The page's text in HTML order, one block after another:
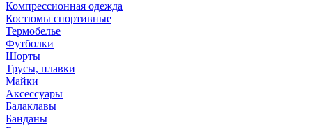
Компрессионная одежда
Костюмы спортивные
Термобелье
Футболки
Шорты
Трусы, плавки
Майки
Аксессуары
Балаклавы
Банданы